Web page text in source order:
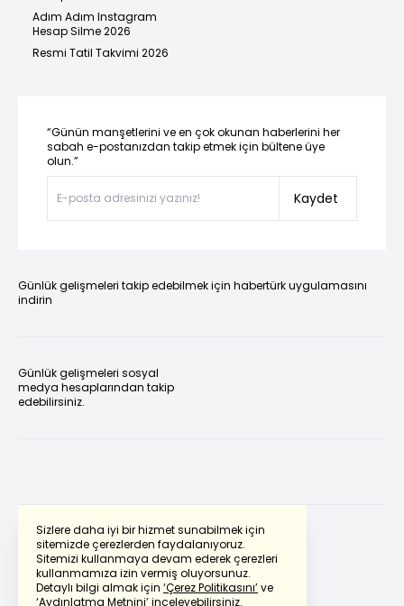
Sizlere daha iyi bir hizmet sunabilmek için
sitemizde çerezlerden faydalanıyoruz.
Sitemizi kullanmaya devam ederek çerezleri
kullanmamıza izin vermiş oluyorsunuz.
Detaylı bilgi almak için ‘Çerez Politikasını’ve
‘Aydınlatma Metnini’inceleyebilirsiniz.
Adım Adım Instagram
Hesap Silme 2026
Resmi Tatil Takvimi 2026
“Günün manşetlerini ve en çok okunan haberlerini her
sabah e-postanızdan takip etmek için bültene üye
olun.”
Kaydet
Günlük gelişmeleri takip edebilmek için habertürk uygulamasını
indirin
Günlük gelişmeleri sosyal
medya hesaplarından takip
edebilirsiniz.
Powered by Translate